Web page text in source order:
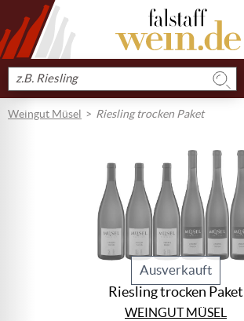
Produkt
suchen
Weingut Müsel Riesling trocken Paket
Ausverkauft
Riesling trocken Paket
WEINGUT MÜSEL